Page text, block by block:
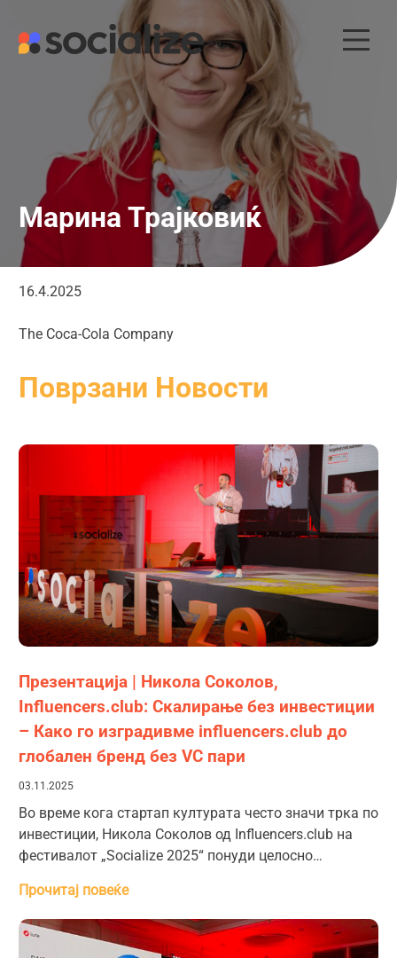
content
Марина Трајковиќ
16.4.2025
The Coca-Cola Company
Поврзани Новости
Презентација | Никола Соколов,
Influencers.club: Скалирање без инвестиции
– Како го изградивме influencers.club до
глобален бренд без VC пари
03.11.2025
Во време кога стартап културата често значи трка по
инвестиции, Никола Соколов од Influencers.club на
фестивалот „Socialize 2025“ понуди целосно…
Прочитај повеќе